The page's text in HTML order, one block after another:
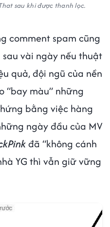
sau khi được thanh lọc.
comment spam cũng
vài ngày nếu thuật
quả, đội ngũ của nền
“bay màu” những
bằng việc hàng
ngày đầu của MV
đã “không cánh
YG thì vẫn giữ vững